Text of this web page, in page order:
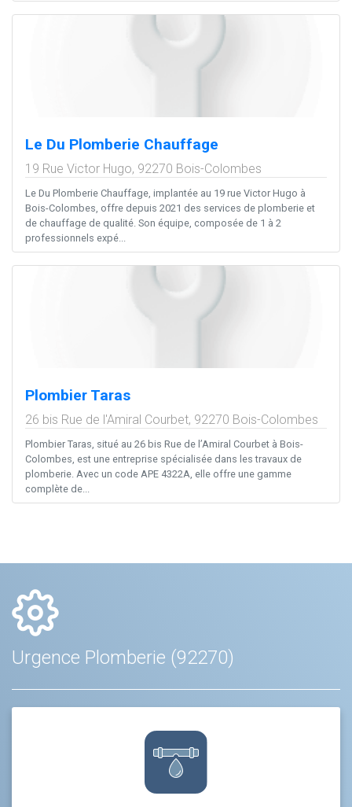
Le Du Plomberie Chauffage
19 Rue Victor Hugo, 92270 Bois-Colombes
Le Du Plomberie Chauffage, implantée au 19 rue Victor Hugo à
Bois-Colombes, offre depuis 2021 des services de plomberie et
de chauffage de qualité. Son équipe, composée de 1 à 2
professionnels expé...
Plombier Taras
26 bis Rue de l'Amiral Courbet, 92270 Bois-Colombes
Plombier Taras, situé au 26 bis Rue de l’Amiral Courbet à Bois-
Colombes, est une entreprise spécialisée dans les travaux de
plomberie. Avec un code APE 4322A, elle offre une gamme
complète de...
Urgence Plomberie (92270)